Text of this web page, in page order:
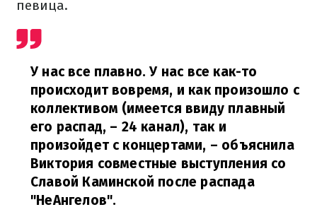
певица.
У нас все плавно. У нас все как-то
происходит вовремя, и как произошло с
коллективом (имеется ввиду плавный
его распад, – 24 канал), так и
произойдет с концертами, – объяснила
Виктория совместные выступления со
Славой Каминской после распада
"НеАнгелов".